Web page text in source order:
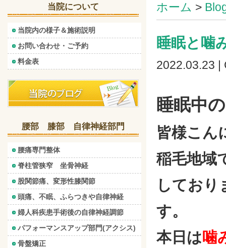
ホーム >
睡眠と噛
2022.03.23
睡眠中
皆様こん
稲毛地域
しており
す。
本日は噛
当院について
当院内の様子＆施術説明
お問い合わせ・ご予約
料金表
腰部 膝部 自律神経部門
腰痛専門整体
脊柱管狭窄 坐骨神経
股関節痛、変形性膝関節
頭痛、不眠、ふらつきや自律神経
婦人科疾患手術後の自律神経調節
パフォーマンスアップ部門(アクシス)
骨盤矯正